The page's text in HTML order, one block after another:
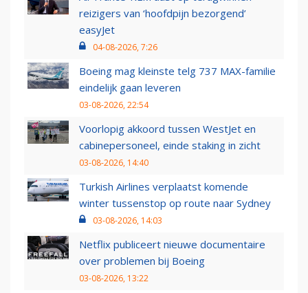
reizigers van ‘hoofdpijn bezorgend’
easyJet
04-08-2026, 7:26
Boeing mag kleinste telg 737 MAX-familie
eindelijk gaan leveren
03-08-2026, 22:54
Voorlopig akkoord tussen WestJet en
cabinepersoneel, einde staking in zicht
03-08-2026, 14:40
Turkish Airlines verplaatst komende
winter tussenstop op route naar Sydney
03-08-2026, 14:03
Netflix publiceert nieuwe documentaire
over problemen bij Boeing
03-08-2026, 13:22